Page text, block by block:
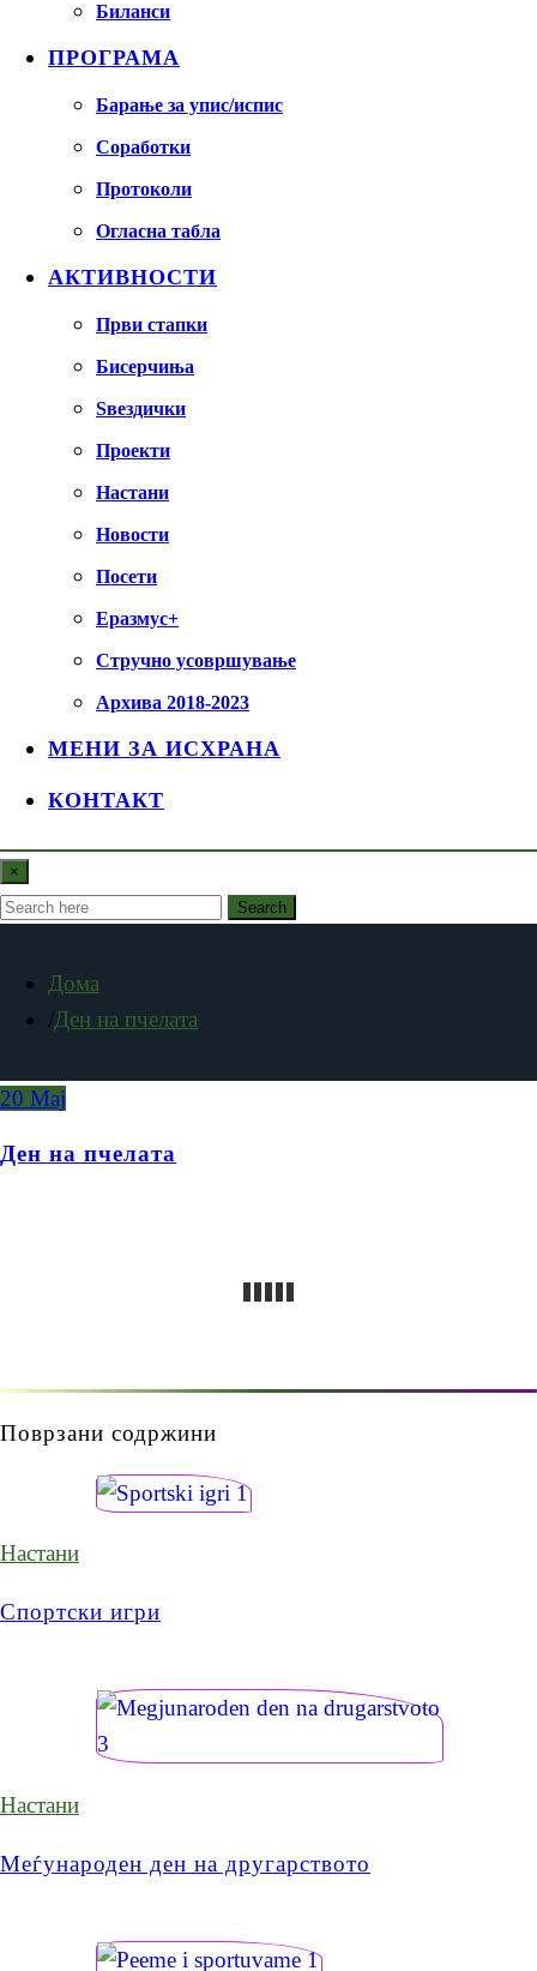
Биланси
ПРОГРАМА
Барање за упис/испис
Соработки
Протоколи
Огласна табла
АКТИВНОСТИ
Први стапки
Бисерчиња
Ѕвездички
Проекти
Настани
Новости
Посети
Еразмус+
Стручно усовршување
Архива 2018-2023
МЕНИ ЗА ИСХРАНА
КОНТАКТ
×
Search
Дома
Ден на пчелата
20 Мај
Ден на пчелата
Поврзани содржини
Настани
Спортски игри
Настани
Меѓународен ден на другарството